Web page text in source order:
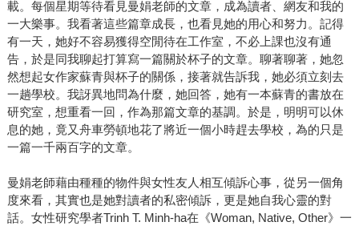
載。每個星期等待看見曼娟老師的文章，成為讀者、網友和我的
一大樂事。我看著這些篇章成長，也看見她的用心和努力。記得
有一天，她好不容易獲得空閒待在工作室，不必上課也沒有通
告，於是同我聊起打算寫一篇關於杯子的文章。聊著聊著，她忽
然想起女作家蘇青與杯子的關係，接著就告訴我，她必須立刻去
一趟學校。我訝異地問為什麼，她回答，她有一本蘇青的書放在
研究室，想重看一回，作為那篇文章的基調。於是，明明可以休
息的她，竟又舟車勞頓地花了將近一個小時趕去學校，為的只是
一篇一千兩百字的文章。
曼娟老師藉由種種的物件與女性友人相互傾訴心事，從另一個角
度來看，其實也是她對讀者的私密傾訴，更是她自我心靈的對
話。女性研究學者Trinh T. Minh-ha在《Woman, Native, Other》一